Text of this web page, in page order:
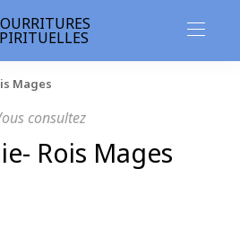
Mages
consultez
Rois Mages